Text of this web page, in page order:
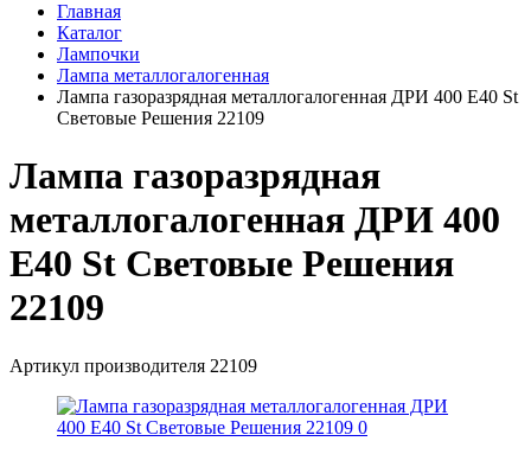
Главная
Каталог
Лампочки
Лампа металлогалогенная
Лампа газоразрядная металлогалогенная ДРИ 400 E40 St
Световые Решения 22109
Лампа газоразрядная
металлогалогенная ДРИ 400
E40 St Световые Решения
22109
Артикул производителя 22109